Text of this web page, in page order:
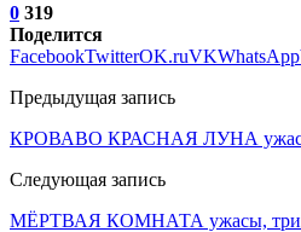
0 319
Поделится
FacebookTwitterOK.ruVKWhatsApp
Предыдущая запись
КРОВАВО КРАСНАЯ ЛУНА ужасы,
Следующая запись
МЁРТВАЯ КОМНАТА ужасы,